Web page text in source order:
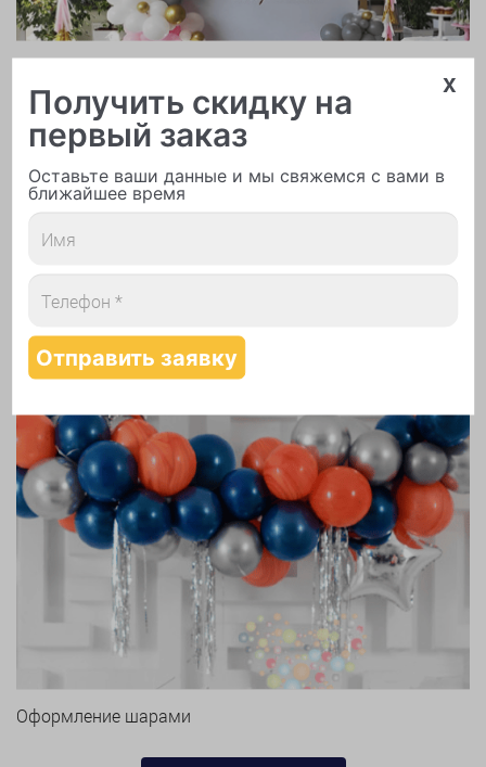
Оформление шарами
x
Получить скидку на
первый заказ
Оставьте ваши данные и мы свяжемся с вами в
ближайшее время